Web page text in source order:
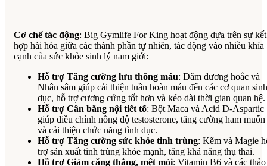
Cơ chế tác động: Big Gymlife For King hoạt động dựa trên sự kết
hợp hài hòa giữa các thành phần tự nhiên, tác động vào nhiều khía
cạnh của sức khỏe sinh lý nam giới:
Hỗ trợ Tăng cường lưu thông máu: Dâm dương hoắc và
Nhân sâm giúp cải thiện tuần hoàn máu đến các cơ quan sinh
dục, hỗ trợ cương cứng tốt hơn và kéo dài thời gian quan hệ.
Hỗ trợ Cân bằng nội tiết tố: Bột Maca và Acid D-Aspartic
giúp điều chỉnh nồng độ testosterone, tăng cường ham muốn
và cải thiện chức năng tình dục.
Hỗ trợ Tăng cường sức khỏe tinh trùng: Kẽm và Magie
trợ sản xuất tinh trùng khỏe mạnh, tăng khả năng thụ thai.
Hỗ trợ Giảm căng thẳng, mệt mỏi: Vitamin B6 và các thảo